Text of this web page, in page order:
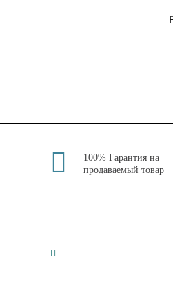
100% Гарантия на
продаваемый товар